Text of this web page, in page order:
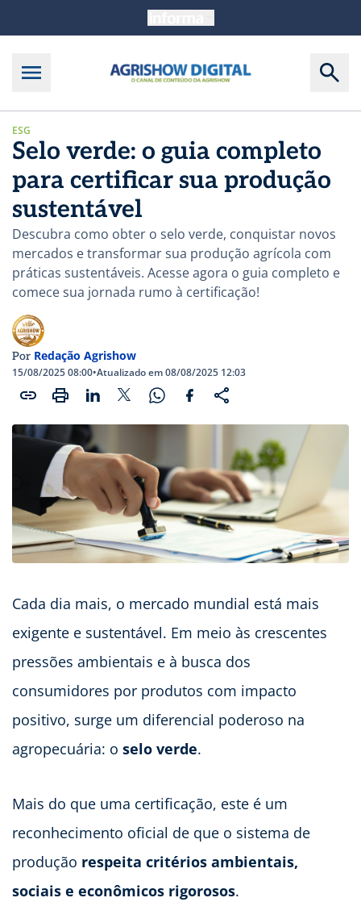
ESG
Selo verde: o guia completo
para certificar sua produção
sustentável
Descubra como obter o selo verde, conquistar novos
mercados e transformar sua produção agrícola com
práticas sustentáveis. Acesse agora o guia completo e
comece sua jornada rumo à certificação!
Por Redação Agrishow
15/08/2025 08:00•Atualizado em 08/08/2025 12:03
Cada dia mais, o mercado mundial está mais
exigente e sustentável. Em meio às crescentes
pressões ambientais e à busca dos
consumidores por produtos com impacto
positivo, surge um diferencial poderoso na
agropecuária: o selo verde.
Mais do que uma certificação, este é um
reconhecimento oficial de que o sistema de
produção respeita critérios ambientais,
sociais e econômicos rigorosos.